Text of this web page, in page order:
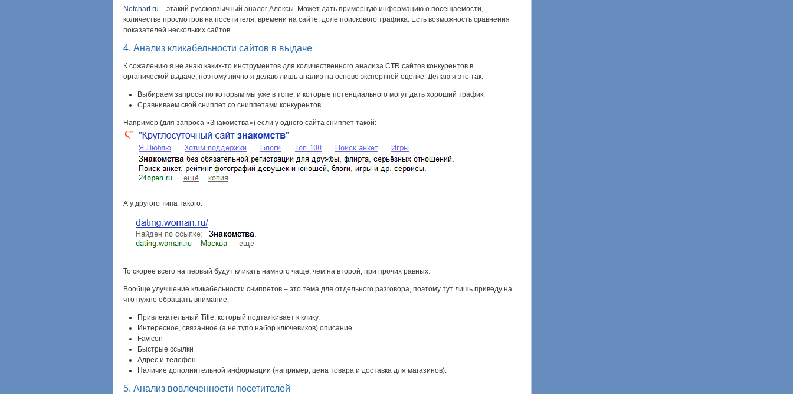
Netchart.ru – этакий русскоязычный аналог Алексы. Может дать примерную информацию о посещаемости,
количестве просмотров на посетителя, времени на сайте, доле поискового трафика. Есть возможность сравнения
показателей нескольких сайтов.
4. Анализ кликабельности сайтов в выдаче
К сожалению я не знаю каких-то инструментов для количественного анализа CTR сайтов конкурентов в
органической выдаче, поэтому лично я делаю лишь анализ на основе экспертной оценке. Делаю я это так:
Выбираем запросы по которым мы уже в топе, и которые потенциального могут дать хороший трафик.
Сравниваем свой сниппет со сниппетами конкурентов.
Например (для запроса «Знакомства») если у одного сайта сниппет такой:
А у другого типа такого:
То скорее всего на первый будут кликать намного чаще, чем на второй, при прочих равных.
Вообще улучшение кликабельности сниппетов – это тема для отдельного разговора, поэтому тут лишь приведу на
что нужно обращать внимание:
Привлекательный Title, который подталкивает к клику.
Интересное, связанное (а не тупо набор ключевиков) описание.
Favicon
Быстрые ссылки
Адрес и телефон
Наличие дополнительной информации (например, цена товара и доставка для магазинов).
5. Анализ вовлеченности посетителей